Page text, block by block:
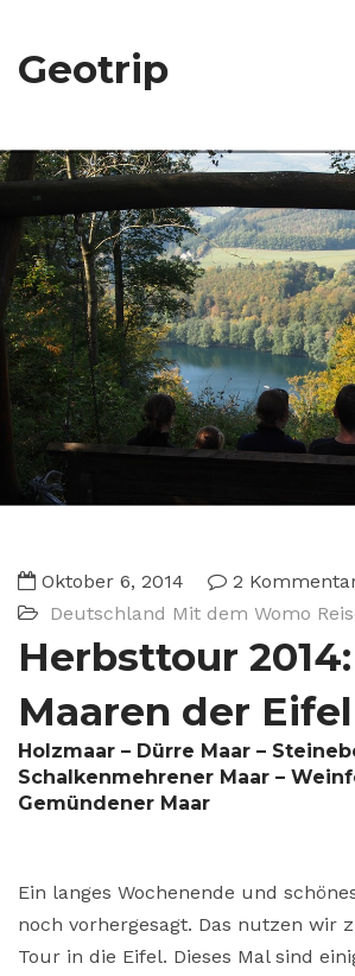
Geotrip
Oktober 6, 2014 2
Deutschland Mit dem Womo
Herbsttour
Maaren der Eifel
Holzmaar – Dürre Maar –
Schalkenmehrener Maar –
Gemündener Maar
Ein langes Wochenende und
noch vorhergesagt. Das nutzen wir
Tour in die Eifel. Dieses Mal sind